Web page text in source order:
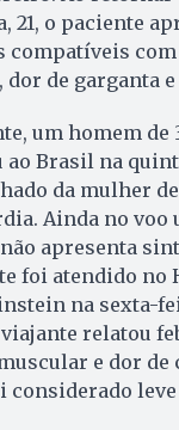
21, o paciente
compatíveis com
dor de garganta
um homem de
ao Brasil na
da mulher
Ainda no voo
apresenta
foi atendido no
na sexta-
relatou
e dor de
leve